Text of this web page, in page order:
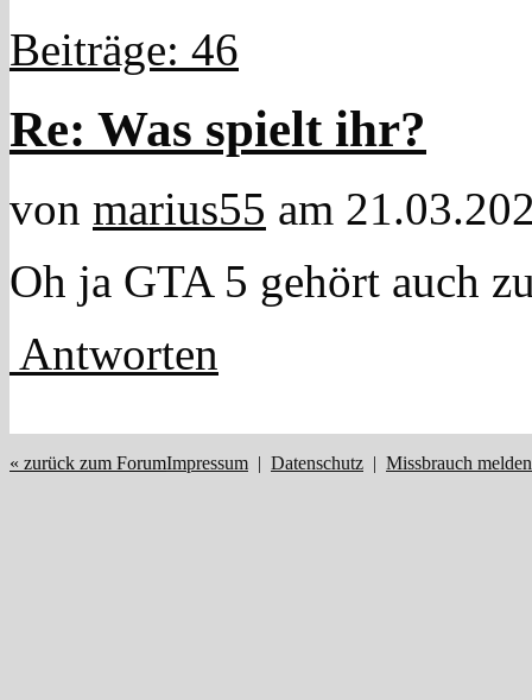
Beiträge: 46
Re: Was spielt ihr?
von marius55 am
Oh ja GTA 5 gehört auch
Antworten
« zurück zum ForumImpressum | Datenschutz | Missbrauch melden